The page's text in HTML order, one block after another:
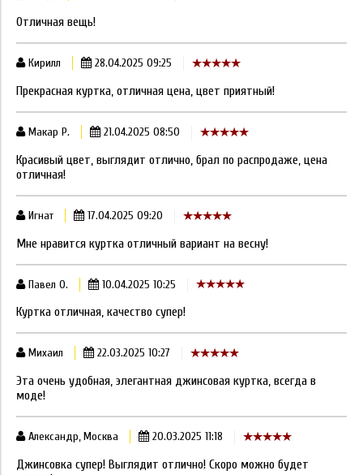
Отличная вещь!
Кирилл 28.04.2025 09:25
Прекрасная куртка, отличная цена, цвет приятный!
Макар Р. 21.04.2025 08:50
Красивый цвет, выглядит отлично, брал по распродаже, цена
отличная!
Игнат 17.04.2025 09:20
Мне нравится куртка отличный вариант на весну!
Павел О. 10.04.2025 10:25
Куртка отличная, качество супер!
Михаил 22.03.2025 10:27
Эта очень удобная, элегантная джинсовая куртка, всегда в
моде!
Александр, Москва 20.03.2025 11:18
Джинсовка супер! Выглядит отлично! Скоро можно будет